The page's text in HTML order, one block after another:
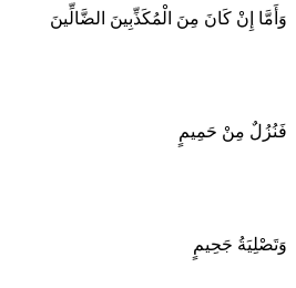
وَأَمَّا إِنْ كَانَ مِنَ الْمُكَذِّبِينَ الضَّالِّينَ
فَنُزُلٌ مِنْ حَمِيمٍ
وَتَصْلِيَةُ جَحِيمٍ